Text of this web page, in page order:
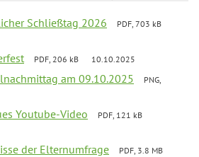
Schließtag 2026
PDF, 703 kB
PDF, 206 kB 10.10.2025
am 09.10.2025
PNG,
Youtube-Video
PDF, 121 kB
der Elternumfrage
PDF, 3.8 MB